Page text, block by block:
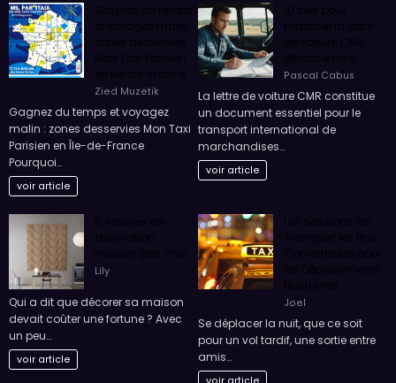
Gagnez du temps
et voyagez malin :
zones desservies
Mon Taxi Parisien
en Île-de-France
Zied Muzetik
Gagnez du temps et voyagez
malin : zones desservies Mon Taxi
Parisien en Île-de-France
Pourquoi…
voir article
10 clés pour
maîtriser la lettre
de voiture CMR
efficacement
Pascal Cabus
La lettre de voiture CMR constitue
un document essentiel pour le
transport international de
marchandises…
voir article
5 Astuces de
décoration
maison pas cher
Lily
Qui a dit que décorer sa maison
devait coûter une fortune ? Avec
un peu…
voir article
Les Solutions de
Transport les Plus
Confortables pour
les Déplacements
Nocturnes
Joel
Se déplacer la nuit, que ce soit
pour un vol tardif, une sortie entre
amis…